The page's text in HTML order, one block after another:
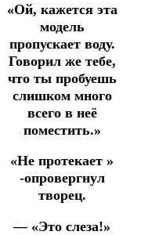
«Ой, кажется эта
модель
пропускает воду.
Говорил же тебе,
что ты пробуешь
слишком много
всего в неё
поместить.»
«Не протекает »
-опровергнул
творец.
— «Это слеза!»